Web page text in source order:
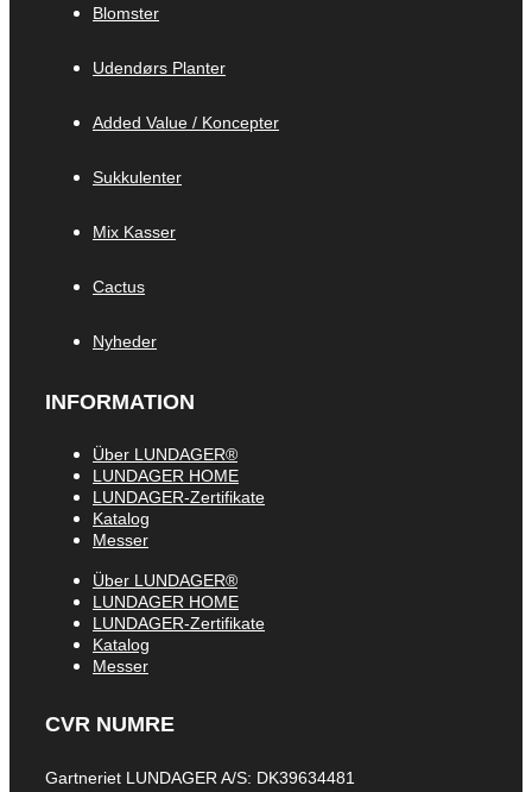
Blomster
Udendørs Planter
Added Value / Koncepter
Sukkulenter
Mix Kasser
Cactus
Nyheder
INFORMATION
Über LUNDAGER®
LUNDAGER HOME
LUNDAGER-Zertifikate
Katalog
Messer
Über LUNDAGER®
LUNDAGER HOME
LUNDAGER-Zertifikate
Katalog
Messer
CVR NUMRE
Gartneriet LUNDAGER A/S: DK39634481